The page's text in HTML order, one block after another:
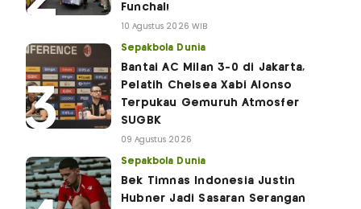
Funchal!
10 Agustus 2026 WIB
Sepakbola Dunia
Bantai AC Milan 3-0 di Jakarta,
Pelatih Chelsea Xabi Alonso
Terpukau Gemuruh Atmosfer
SUGBK
09 Agustus 2026
Sepakbola Dunia
Bek Timnas Indonesia Justin
Hubner Jadi Sasaran Serangan